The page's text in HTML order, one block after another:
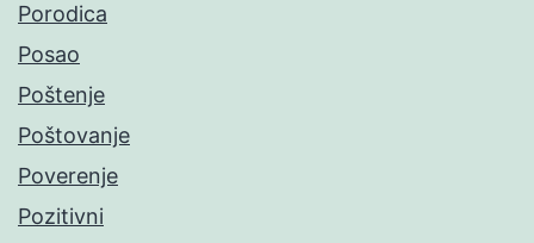
Porodica
Posao
Poštenje
Poštovanje
Poverenje
Pozitivni